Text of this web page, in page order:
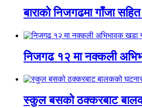
बाराको निजगढमा गाँजा
निजगढ १२ मा नक्कली
स्कुल बसको ठक्करबाट